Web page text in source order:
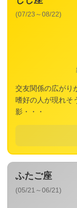
(07/23～08/22)
交友関係の広がり
嗜好の人が現れそ
影・・・
ふたご座
(05/21～06/21)